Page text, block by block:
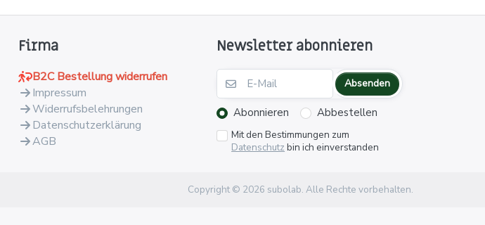
Firma
B2C Bestellung widerrufen
Impressum
Widerrufsbelehrungen
Datenschutzerklärung
AGB
Newsletter abonnieren
Absenden
Abonnieren Abbestellen
Mit den Bestimmungen zum
Datenschutz bin ich einverstanden
Copyright © 2026 subolab. Alle Rechte vorbehalten.